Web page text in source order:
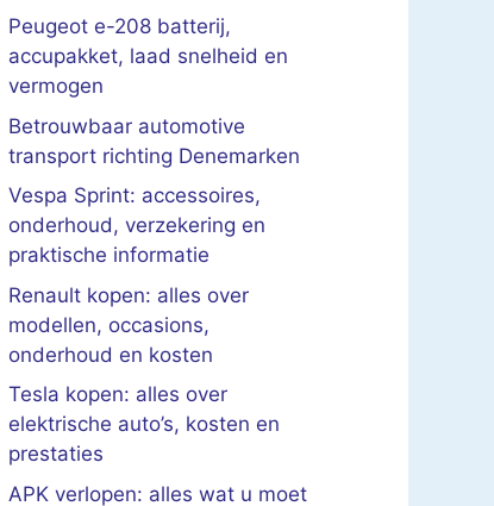
Peugeot e-208 batterij,
accupakket, laad snelheid en
vermogen
Betrouwbaar automotive
transport richting Denemarken
Vespa Sprint: accessoires,
onderhoud, verzekering en
praktische informatie
Renault kopen: alles over
modellen, occasions,
onderhoud en kosten
Tesla kopen: alles over
elektrische auto’s, kosten en
prestaties
APK verlopen: alles wat u moet